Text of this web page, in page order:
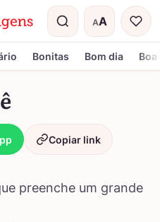
AA
Tamanho do
Bonitas Bom dia
Copiar link
preenche um grande